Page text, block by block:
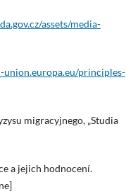
assets/media-
union.europa.eu/principles-
migracyjnego, „Studia
a jejich hodnocení.